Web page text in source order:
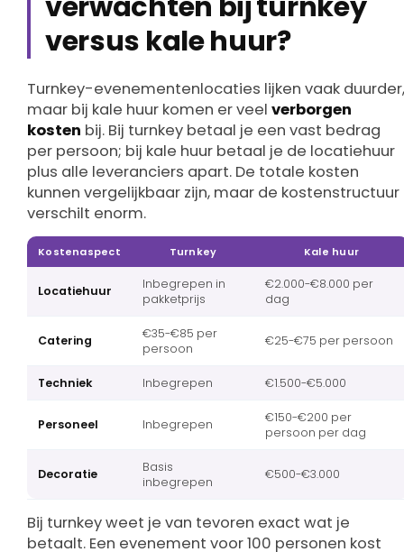
versus kale huur?
Turnkey-evenementenlocaties lijken vaak duurder,
maar bij kale huur komen er veel verborgen
kosten bij. Bij turnkey betaal je een vast bedrag
per persoon; bij kale huur betaal je de locatiehuur
plus alle leveranciers apart. De totale kosten
kunnen vergelijkbaar zijn, maar de kostenstructuur
verschilt enorm.
Kostenaspect Turnkey Kale huur
Locatiehuur
Inbegrepen in
pakketprijs
€2.000-€8.000 per
dag
Catering
€35-€85 per
persoon
€25-€75 per persoon
Techniek Inbegrepen €1.500-€5.000
Personeel Inbegrepen
€150-€200 per
persoon per dag
Decoratie
Basis
inbegrepen
€500-€3.000
Bij turnkey weet je van tevoren exact wat je
betaalt. Een evenement voor 100 personen kost